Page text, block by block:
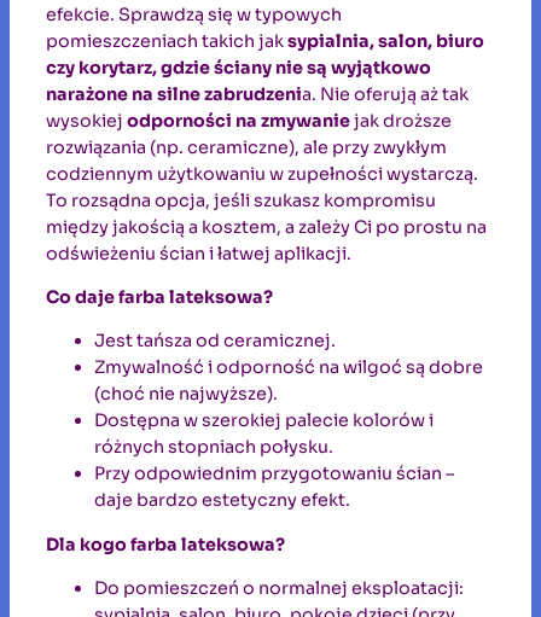
efekcie. Sprawdzą się w typowych
pomieszczeniach takich jaksypialnia, salon, biuro
czy korytarz, gdzie ściany nie są wyjątkowo
narażone na silne zabrudzenia. Nie oferują aż tak
wysokiej odporności na zmywaniejak droższe
rozwiązania (np. ceramiczne), ale przy zwykłym
codziennym użytkowaniu w zupełności wystarczą.
To rozsądna opcja, jeśli szukasz kompromisu
między jakością a kosztem, a zależy Ci po prostu na
odświeżeniu ścian i łatwej aplikacji.
Co daje farba lateksowa?
Jest tańsza od ceramicznej.
Zmywalność i odporność na wilgoć są dobre
(choć nie najwyższe).
Dostępna w szerokiej palecie kolorów i
różnych stopniach połysku.
Przy odpowiednim przygotowaniu ścian –
daje bardzo estetyczny efekt.
Dla kogo farba lateksowa?
Do pomieszczeń o normalnej eksploatacji: